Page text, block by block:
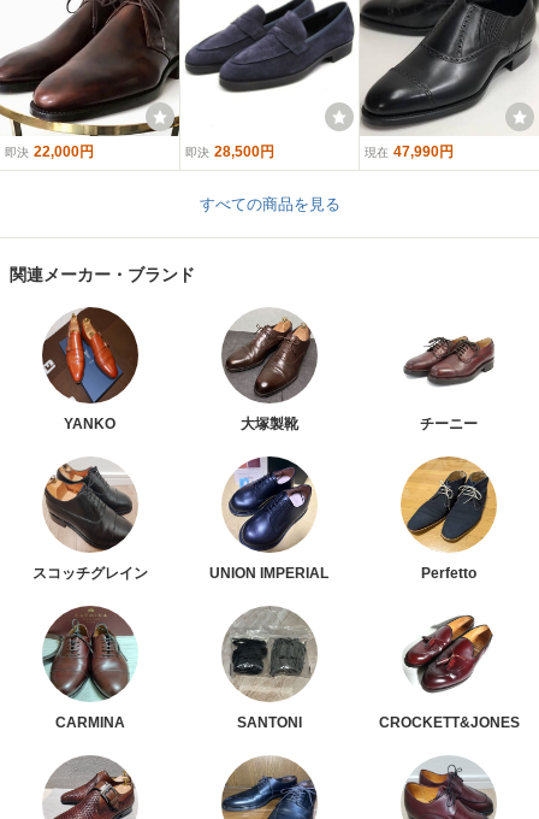
即決 22,000円 即決 28,500円 現在 47,990円
すべての商品を見る
関連メーカー・ブランド
YANKO 大塚製靴 チーニー
スコッチグレイン UNION IMPERIAL Perfetto
CARMINA SANTONI CROCKETT&JONES